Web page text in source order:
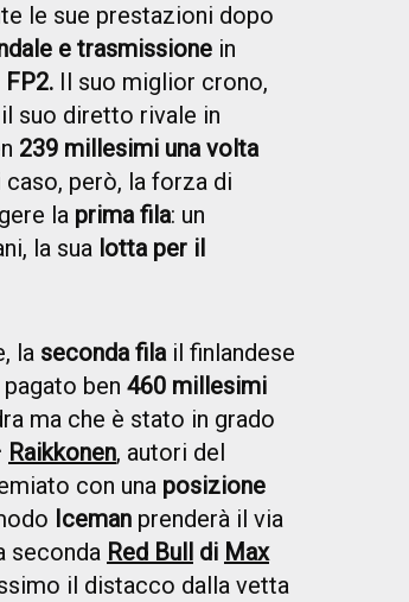
le sue prestazioni dopo
e trasmissione in
FP2. Il suo miglior crono,
suo diretto rivale in
239 millesimi una volta
caso, però, la forza di
la prima fila: un
la sua lotta per il
la seconda filail finlandese
pagato ben 460 millesimi
ma che è stato in grado
Raikkonen, autori del
con una posizione
Iceman prenderà il via
seconda Red Bull di Max
il distacco dalla vetta